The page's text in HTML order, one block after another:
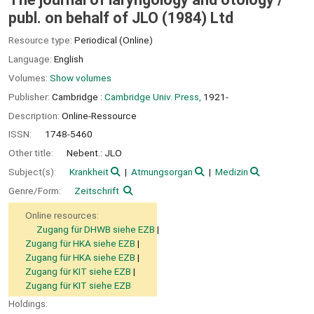
publ. on behalf of JLO (1984) Ltd
Resource type: Periodical (Online)
Language: English
Volumes: Show volumes
Publisher: Cambridge : Cambridge Univ. Press, 1921-
Description: Online-Ressource
ISSN:
1748-5460
Other title:
Nebent.: JLO
Subject(s):
Krankheit Atmungsorgan
Medizin
Genre/Form:
Zeitschrift
Online resources:
Zugang für DHWB siehe EZB
Zugang für HKA siehe EZB
Zugang für HKA siehe EZB
Zugang für KIT siehe EZB
Zugang für KIT siehe EZB
Holdings: